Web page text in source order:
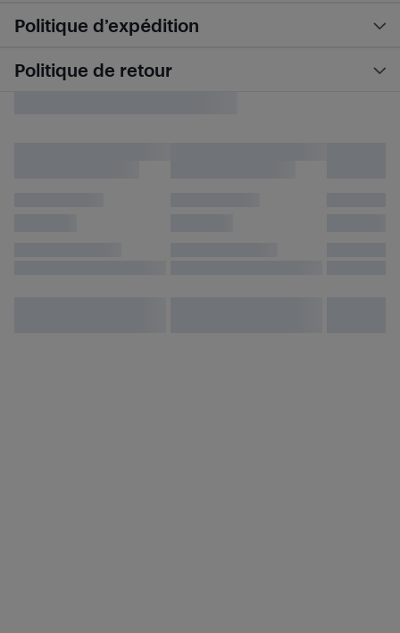
Politique d’expédition
Politique de retour